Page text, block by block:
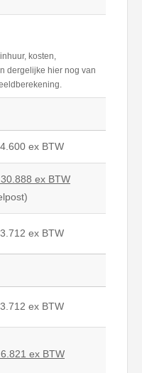
kosten,
dergelijke hier nog van
ex BTW
ex BTW
ex BTW
ex BTW
ex BTW